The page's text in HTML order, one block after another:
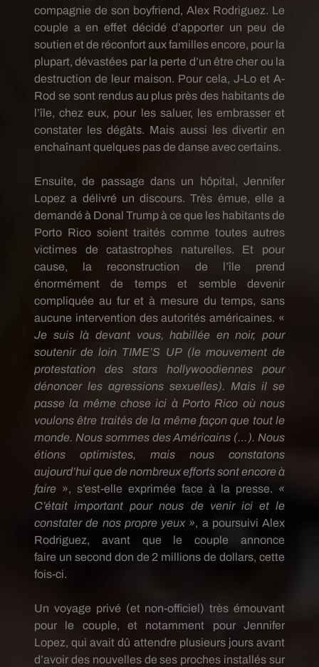
compagnie de son boyfriend, Alex Rodriguez. Le
couple a en effet décidé d’apporter un peu de
soutien et de réconfort aux familles encore, pour la
plupart, dévastées par la perte d’un être cher ou la
destruction de leur maison. Pour cela, J-Lo et A-
Rod se sont rendus au plus près des habitants de
l’île, chez eux, pour les saluer, les embrasser et
constater les dégâts. Mais aussi les divertir en
enchaînant quelques pas de danse avec certains.
Ensuite, de passage dans un hôpital, Jennifer
Lopez a délivré un discours. Très émue, elle a
demandé à Donal Trumpà ce que les habitants de
Porto Rico soient traités comme toutes autres
victimes de catastrophes naturelles.
Et pour
cause, la reconstruction de l’île prend
énormément de temps et semble devenir
compliquée au fur et à mesure du temps, sans
aucune intervention des autorités américaines. «
Je suis là devant vous, habillée en noir, pour
soutenir de loin TIME’S UP (le mouvement de
protestation des stars hollywoodiennes pour
dénoncer les agressions sexuelles). Mais il se
passe la même chose ici à Porto Rico où nous
voulons être traités de la même façon que tout le
monde. Nous sommes des Américains (…). Nous
étions optimistes, mais nous constatons
aujourd’hui que de nombreux efforts sont encore à
faire », s’est-elle exprimée face à la presse. «
C’était important pour nous de venir ici et le
constater de nos propreyeux », a poursuivi Alex
Rodriguez, avant que le couple annonce
faire un second don de 2 millions de dollars, cette
fois-ci.
Un voyage privé (et non-officiel) très émouvant
pour le couple, et notamment pour Jennifer
Lopez, qui avait dû attendre plusieurs jours avant
d’avoir des nouvelles de ses proches installés sur